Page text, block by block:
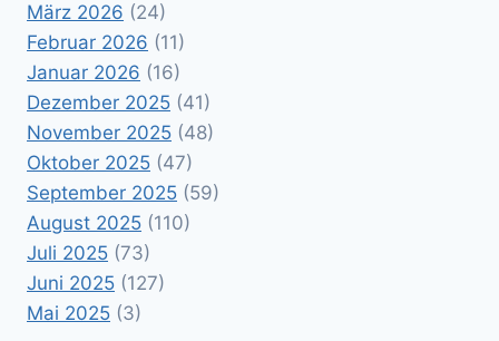
März 2026 (24)
Februar 2026 (11)
Januar 2026 (16)
Dezember 2025 (41)
November 2025 (48)
Oktober 2025 (47)
September 2025 (59)
August 2025 (110)
Juli 2025 (73)
Juni 2025 (127)
Mai 2025 (3)